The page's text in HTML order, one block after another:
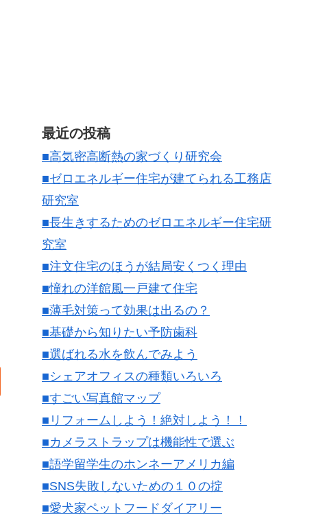
最近の投稿
■高気密高断熱の家づくり研究会
■ゼロエネルギー住宅が建てられる工務店
研究室
■長生きするためのゼロエネルギー住宅研
究室
■注文住宅のほうが結局安くつく理由
■憧れの洋館風一戸建て住宅
■薄毛対策って効果は出るの？
■基礎から知りたい予防歯科
■選ばれる水を飲んでみよう
■シェアオフィスの種類いろいろ
■すごい写真館マップ
■リフォームしよう！絶対しよう！！
■カメラストラップは機能性で選ぶ
■語学留学生のホンネーアメリカ編
■SNS失敗しないための１０の掟
■愛犬家ペットフードダイアリー